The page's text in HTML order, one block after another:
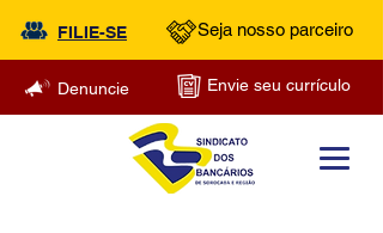
FILIE-SE Seja nosso parceiro
Denuncie Envie seu currículo